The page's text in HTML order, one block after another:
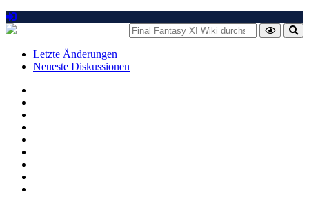
Letzte Änderungen
Neueste Diskussionen